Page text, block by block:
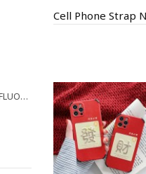
HIGH‑VISIBILITY FLUORESCENT BUCKET HAT FOR OUTDOOR WORK